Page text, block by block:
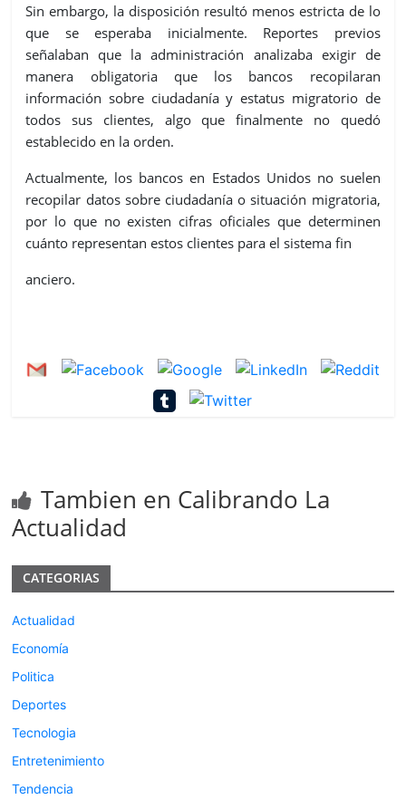
Sin embargo, la disposición resultó menos estricta de lo
que se esperaba inicialmente. Reportes previos
señalaban que la administración analizaba exigir de
manera obligatoria que los bancos recopilaran
información sobre ciudadanía y estatus migratorio de
todos sus clientes, algo que finalmente no quedó
establecido en la orden.
Actualmente, los bancos en Estados Unidos no suelen
recopilar datos sobre ciudadanía o situación migratoria,
por lo que no existen cifras oficiales que determinen
cuánto representan estos clientes para el sistema fin
anciero.
Tambien en Calibrando La
Actualidad
CATEGORIAS
Actualidad
Economía
Politica
Deportes
Tecnologia
Entretenimiento
Tendencia